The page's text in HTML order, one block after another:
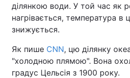
ділянкою води. У той час як
нагрівається, температура в
знижується.
Як пише CNN, цю ділянку
"холодною плямою". Вона
градус Цельсія з 1900 року.